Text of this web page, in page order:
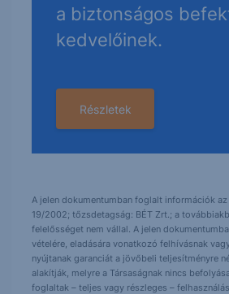
a biztonságos
kedvelőinek.
Részletek
A jelen dokumentumban foglalt információk
19/2002; tőzsdetagság: BÉT Zrt.; a
felelősséget nem vállal. A jelen
vételére, eladására vonatkozó felhívásnak
nyújtanak garanciát a jövőbeli teljesítményre
alakítják, melyre a Társaságnak nincs
foglaltak – teljes vagy részleges –